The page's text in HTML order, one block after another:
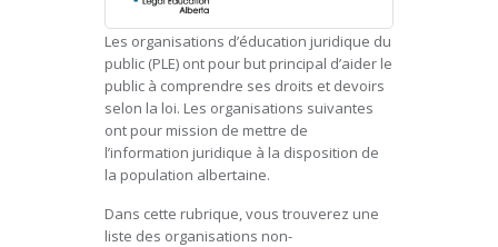
Les organisations d’éducation juridique du
public (PLE) ont pour but principal d’aider le
public à comprendre ses droits et devoirs
selon la loi. Les organisations suivantes
ont pour mission de mettre de
l’information juridique à la disposition de
la population albertaine.
Dans cette rubrique, vous trouverez une
liste des organisations non-